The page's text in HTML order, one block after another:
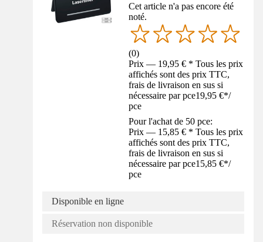
Cet article n'a pas encore été
noté.
(0)
Prix — 19,95 € * Tous les prix
affichés sont des prix TTC,
frais de livraison en sus si
nécessaire par pce19,95 €*/
pce
Pour l'achat de 50 pce:
Prix — 15,85 € * Tous les prix
affichés sont des prix TTC,
frais de livraison en sus si
nécessaire par pce15,85 €*/
pce
Disponible en ligne
Réservation non disponible